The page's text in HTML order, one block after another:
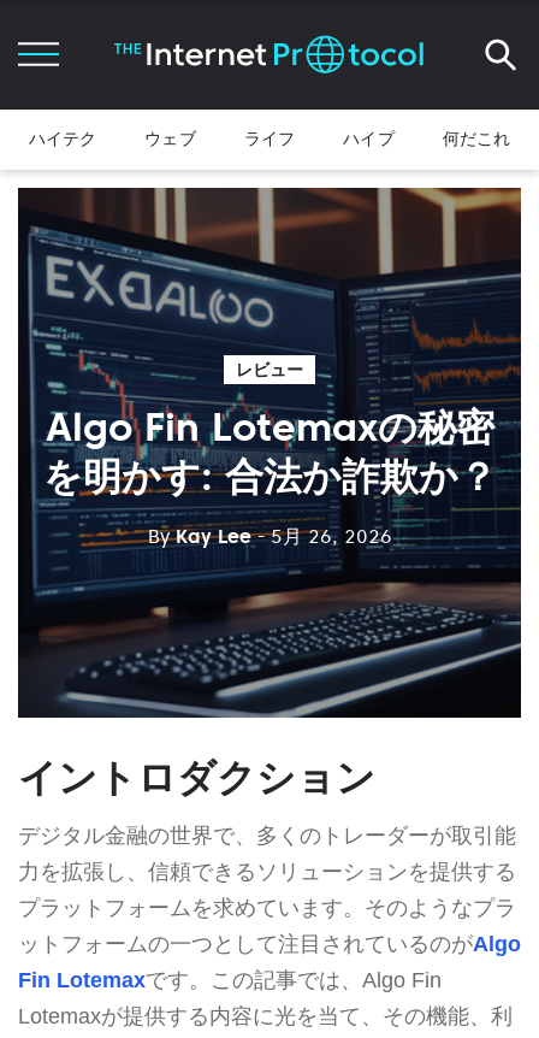
ハイテク ウェブ ライフ ハイプ 何だこれ
レビュー
Algo Fin Lotemaxの秘密
を明かす: 合法か詐欺か？
ByKay Lee - 5月 26, 2026
イントロダクション
デジタル金融の世界で、多くのトレーダーが取引能
力を拡張し、信頼できるソリューションを提供する
プラットフォームを求めています。そのようなプラ
ットフォームの一つとして注目されているのがAlgo
Fin Lotemaxです。この記事では、Algo Fin
Lotemaxが提供する内容に光を当て、その機能、利